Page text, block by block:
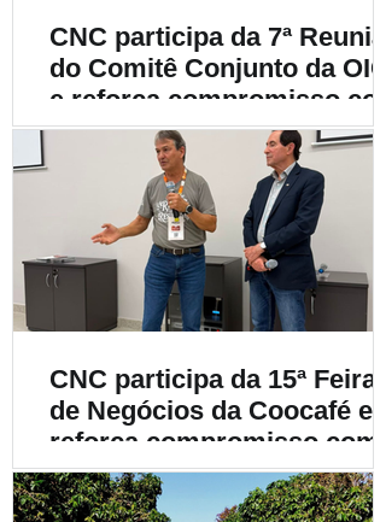
CNC participa da 7ª Reunião
do Comitê Conjunto da OIC
e reforça compromisso com
a cafeicultura mundial
CNC participa da 15ª Feira
de Negócios da Coocafé e
reforça compromisso com
fortalecimento da
cafeicultura